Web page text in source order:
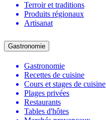
Terroir et traditions
Produits régionaux
Artisanat
Gastronomie
Gastronomie
Recettes de cuisine
Cours et stages de cuisine
Plages privées
Restaurants
Tables d'hôtes